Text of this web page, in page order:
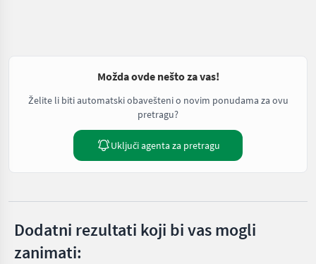
Možda ovde nešto za vas!
Želite li biti automatski obavešteni o novim ponudama za ovu
pretragu?
Uključi agenta za pretragu
Dodatni rezultati koji bi vas mogli
zanimati: